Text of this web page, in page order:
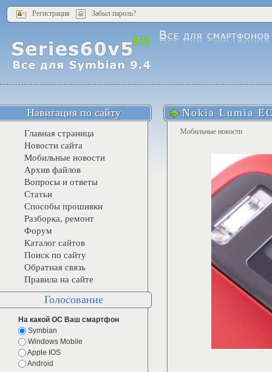
Регистрация Забыл пароль?
Nokia Lumia
Мобильные новости
Навигация по сайту
Главная страница
Новости сайта
Мобильные новости
Архив файлов
Вопросы и ответы
Статьи
Способы прошивки
Разборка, ремонт
Форум
Каталог сайтов
Поиск по сайту
Обратная связь
Правила на сайте
Голосование
На какой ОС Ваш смартфон
Symbian
Windows Mobile
Apple IOS
Android